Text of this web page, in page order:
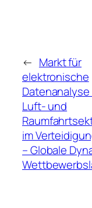
← Markt für
elektronische
Datenanalyse
Luft- und
im
– Globale